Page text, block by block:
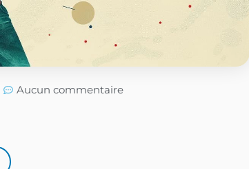
Aucun commentaire